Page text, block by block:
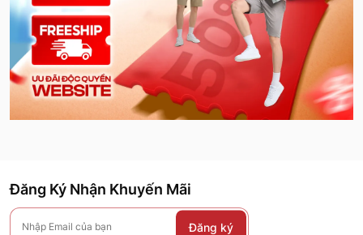
Đăng Ký Nhận Khuyến Mãi
Đăng ký